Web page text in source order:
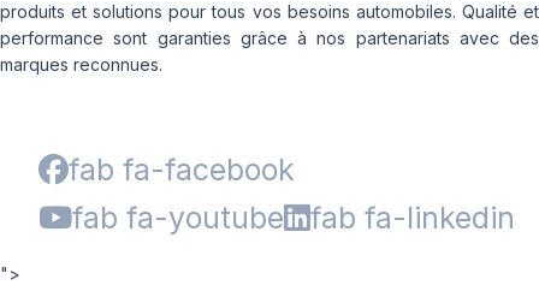
produits et solutions pour tous vos besoins automobiles. Qualité et
performance sont garanties grâce à nos partenariats avec des
marques reconnues.
fab fa-facebook
fab fa-youtube
fab fa-linkedin
">